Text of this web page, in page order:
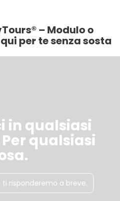
– Modulo o
per te senza sosta
in qualsiasi
qualsiasi
risponderemo a breve.